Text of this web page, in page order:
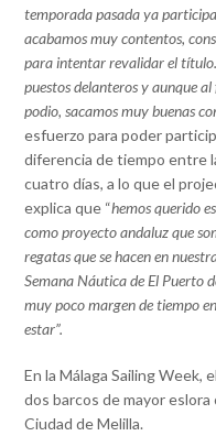
temporada pasada ya
acabamos muy contentos,
para intentar revalidar el
puestos delanteros y aunque
podio, sacamos muy buenas
esfuerzo para poder
diferencia de tiempo entre
cuatro días, a lo que el
explica que “hemos querido
como proyecto andaluz que
regatas que se hacen en
Semana Náutica de El Puerto
muy poco margen de tiempo
estar”.
En la Málaga Sailing Week,
dos barcos de mayor
Ciudad de Melilla.